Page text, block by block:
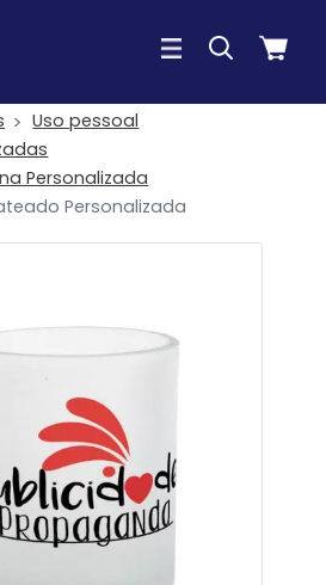
Uso pessoal
Personalizada
Personalizada